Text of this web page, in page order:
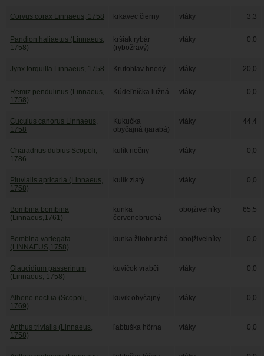
Corvus corax Linnaeus, 1758 krkavec čierny vtáky 3,3
Pandion haliaetus (Linnaeus,
1758)
kršiak rybár
(rybožravý)
vtáky 0,0
Jynx torquilla Linnaeus, 1758 Krutohlav hnedý vtáky 20,0
Remiz pendulinus (Linnaeus,
1758)
Kúdeľníčka lužná vtáky 0,0
Cuculus canorus Linnaeus,
1758
Kukučka
obyčajná (jarabá)
vtáky 44,4
Charadrius dubius Scopoli,
1786
kulík riečny vtáky 0,0
Pluvialis apricaria (Linnaeus,
1758)
kulík zlatý vtáky 0,0
Bombina bombina
(Linnaeus,1761)
kunka
červenobruchá
obojživelníky 65,5
Bombina variegata
(LINNAEUS,1758)
kunka žltobruchá obojživelníky 0,0
Glaucidium passerinum
(Linnaeus, 1758)
kuvičok vrabčí vtáky 0,0
Athene noctua (Scopoli,
1769)
kuvik obyčajný vtáky 0,0
Anthus trivialis (Linnaeus,
1758)
ľabtuška hôrna vtáky 0,0